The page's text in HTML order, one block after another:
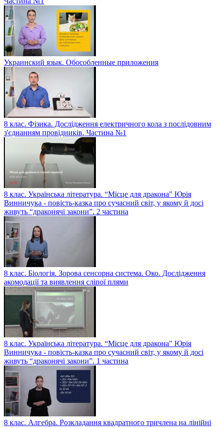
Украинский язык. Обособленные приложения
8 клас. Фізика. Дослідження електричного кола з послідовним
з'єднанням провідників. Частина №1
8 клас. Українська література. “Місце для дракона" Юрія
Винничука - повість-казка про сучасний світ, у якому й досі
живуть “драконячі закони”. 2 частина
8 клас. Біологія. Зорова сенсорна система. Око. Дослідження
акомодації та виявлення сліпої плями
8 клас. Українська література. “Місце для дракона" Юрія
Винничука - повість-казка про сучасний світ, у якому й досі
живуть “драконячі закони”. 1 частина
8 клас. Алгебра. Розкладання квадратного тричлена на лінійні